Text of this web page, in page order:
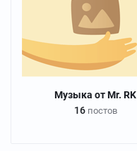
Музыка от Mr. RK
16постов